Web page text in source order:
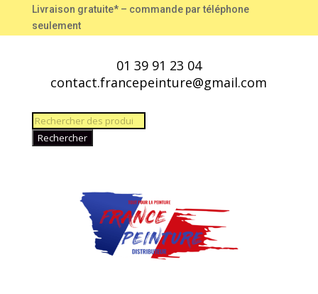
Livraison gratuite* – commande par téléphone
seulement
01 39 91 23 04
contact.francepeinture@gmail.com
Recherche
de
Rechercher